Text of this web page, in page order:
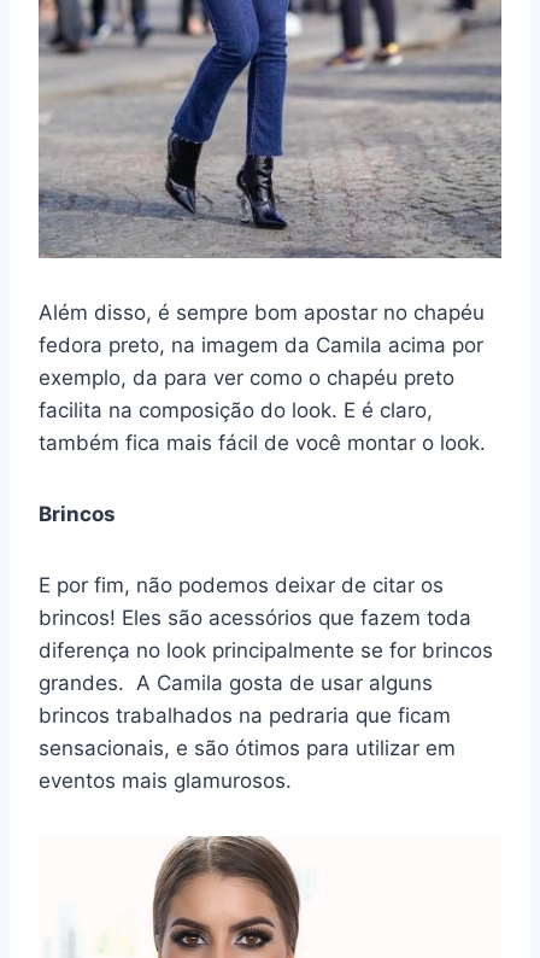
Além disso, é sempre bom apostar no chapéu
fedora preto, na imagem da Camila acima por
exemplo, da para ver como o chapéu preto
facilita na composição do look. E é claro,
também fica mais fácil de você montar o look.
Brincos
E por fim, não podemos deixar de citar os
brincos! Eles são acessórios que fazem toda
diferença no look principalmente se for brincos
grandes. A Camila gosta de usar alguns
brincos trabalhados na pedraria que ficam
sensacionais, e são ótimos para utilizar em
eventos mais glamurosos.